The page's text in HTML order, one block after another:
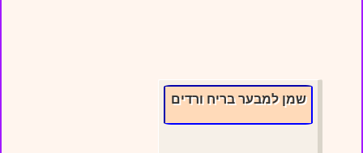
שמן למבער בריח ורדים